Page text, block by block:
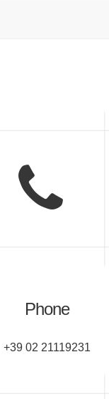
Phone
+39 02 21119231